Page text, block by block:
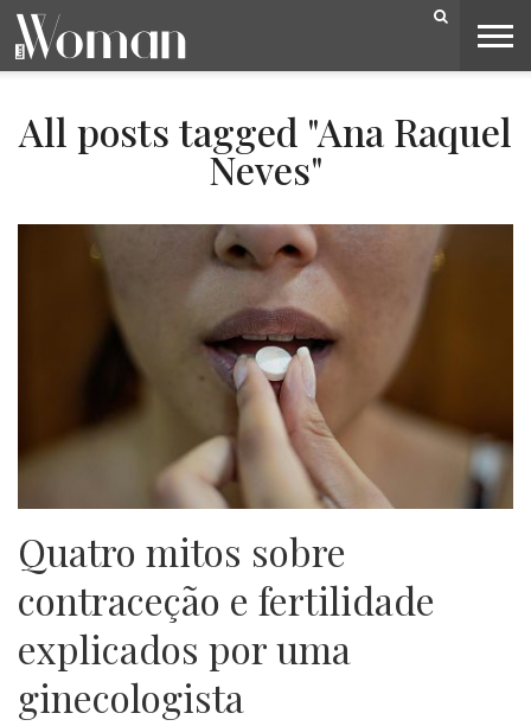
LIFESTYLE
OPINIÃO
PESSOAS
SOCIEDADE
All posts tagged "Ana Raquel
Neves"
Quatro mitos sobre
contraceção e fertilidade
explicados por uma
ginecologista